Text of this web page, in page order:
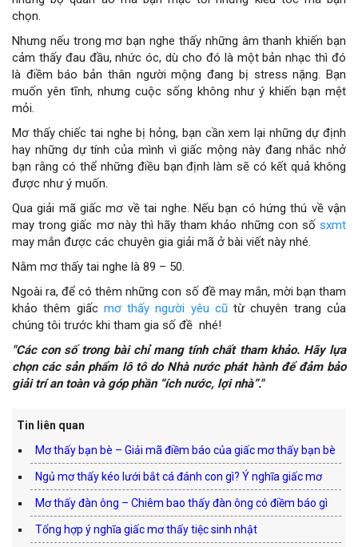
chọn.
Nhưng nếu trong mơ bạn nghe thấy những âm thanh khiến bạn
cảm thấy đau đầu, nhức óc, dù cho đó là một bản nhạc thì đó
là điềm báo bản thân người mộng đang bị stress nặng. Bạn
muốn yên tĩnh, nhưng cuộc sống không như ý khiến bạn mệt
mỏi.
Mơ thấy chiếc tai nghe bị hỏng, bạn cần xem lại những dự định
hay những dự tính của mình vì giấc mộng này đang nhắc nhở
bạn rằng có thể những điều bạn định làm sẽ có kết quả không
được như ý muốn.
Qua giải mã giấc mơ về tai nghe. Nếu bạn có hứng thú về vận
may trong giấc mơ này thì hãy tham khảo những con số sxmt
may mắn được các chuyên gia giải mã ở bài viết này nhé.
Nằm mơ thấy tai nghe là 89 – 50.
Ngoài ra, để có thêm những con số đề may mắn, mời bạn tham
khảo thêm giấc mơ thấy người yêu cũtừ chuyên trang của
chúng tôi trước khi tham gia số đề nhé!
"Các con số trong bài chỉ mang tính chất tham khảo. Hãy lựa
chọn các sản phẩm lô tô do Nhà nước phát hành để đảm bảo
giải trí an toàn và góp phần “ích nước, lợi nhà”."
Tin liên quan
Mơ thấy bạn bè – Giải mã điềm báo của giấc mơ thấy bạn bè
Ngủ mơ thấy kéo lưới bắt cá đánh con gì? Ý nghĩa giấc mơ
Mơ thấy đàn ông – Chiêm bao thấy đàn ông có điềm báo gì
Tổng hợp ý nghĩa giấc mơ thấy tiệc sinh nhật